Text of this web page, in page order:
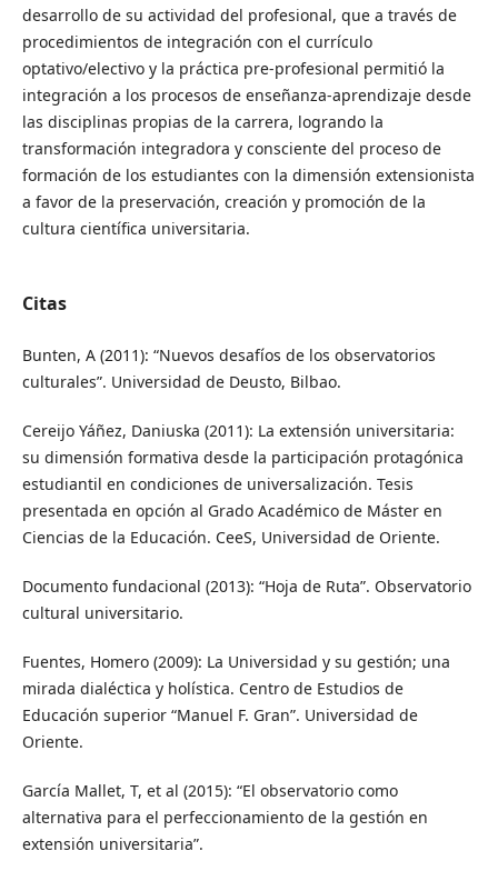
desarrollo de su actividad del profesional, que a través de
procedimientos de integración con el currículo
optativo/electivo y la práctica pre-profesional permitió la
integración a los procesos de enseñanza-aprendizaje desde
las disciplinas propias de la carrera, logrando la
transformación integradora y consciente del proceso de
formación de los estudiantes con la dimensión extensionista
a favor de la preservación, creación y promoción de la
cultura científica universitaria.
Citas
Bunten, A (2011): “Nuevos desafíos de los observatorios
culturales”. Universidad de Deusto, Bilbao.
Cereijo Yáñez, Daniuska (2011): La extensión universitaria:
su dimensión formativa desde la participación protagónica
estudiantil en condiciones de universalización. Tesis
presentada en opción al Grado Académico de Máster en
Ciencias de la Educación. CeeS, Universidad de Oriente.
Documento fundacional (2013): “Hoja de Ruta”. Observatorio
cultural universitario.
Fuentes, Homero (2009): La Universidad y su gestión; una
mirada dialéctica y holística. Centro de Estudios de
Educación superior “Manuel F. Gran”. Universidad de
Oriente.
García Mallet, T, et al (2015): “El observatorio como
alternativa para el perfeccionamiento de la gestión en
extensión universitaria”.